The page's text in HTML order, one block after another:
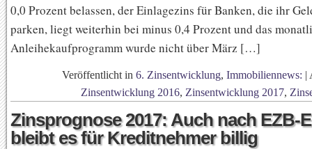
0,0 Prozent belassen, der Einlagezins für Banken, die ihr
parken, liegt weiterhin bei minus 0,4 Prozent und das
Anleihekaufprogramm wurde nicht über März […]
Veröffentlicht in 6. Zinsentwicklung, Immobiliennews: |
Zinsentwicklung 2016, Zinsentwicklung 2017,
Zinsprognose 2017: Auch nach EZB-
bleibt es für Kreditnehmer billig